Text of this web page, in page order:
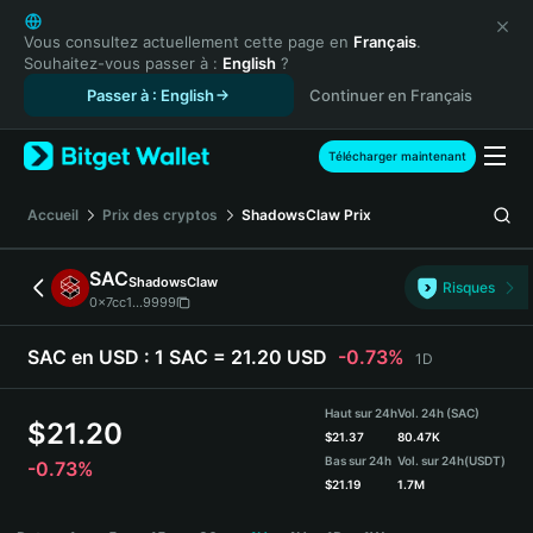
English
日本語
Tiếng Việt
Español (Latinoamérica)
Türkçe
Français
Deutsch
简体中文
繁體中文
Português (Portugal)
Bahasa Indonesia
ภาษาไทย
Español
Español (Argentina)
Vous consultez actuellement cette page en Français.
Souhaitez-vous passer à : English ?
Passer à : English
Continuer en Français
Télécharger maintenant
Accueil Prix des cryptos ShadowsClaw Prix
SACShadowsClaw
0x7cc1...9999
Risques
SAC en USD : 1 SAC = 21.20 USD -0.73% 1D
$21.20
-0.73%
Haut sur 24h
$21.37
Bas sur 24h
$21.19
Vol. 24h (SAC)
80.47K
Vol. sur 24h(USDT)
1.7M